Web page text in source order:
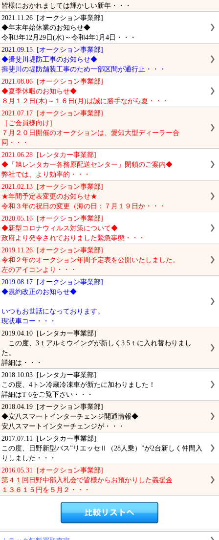
皆様におかれましては輝かしい新年・・・
2021.11.26 [オークション事業部]
◆年末年始休業のお知らせ◆
令和3年12月29日(水)～令和4年1月4日・・・
2021.09.15 [オークション事業部]
◆揖斐川堤防工事のお知らせ◆
揖斐川の堤防舗装工事のため一部区間が通行止・・・
2021.08.06 [オークション事業部]
◆夏季休暇のお知らせ◆
８月１２日(木)～１６日(月)は誠に勝手ながら夏・・・
2021.07.17 [オークション事業部]
［ご会員様向け］
７月２０日開催のオークションは、愛知大型ディーラー合
同・・・
2021.06.28 [レンタカー事業部]
◆「旭レンタカー各務原配送センター」閉鎖のご案内◆
弊社では、より効率的・・・
2021.02.13 [オークション事業部]
★年間予定表変更のお知らせ★
令和３年の祝日の変更（海の日：７月１９日か・・・
2020.05.16 [オークション事業部]
◆新型コロナウィルス対策について◆
政府より発令されておりました緊急事態・・・
2019.11.26 [オークション事業部]
令和２年のオークション年間予定表を公開いたしました。
左のアイコンより・・・
2019.08.17 [オークション事業部]
◆規約改正のお知らせ◆
いつもお世話になっております。
現状車コー・・・
2019.04.10 [レンタカー事業部]
この度、3ｔアルミウイングが新しく3.5ｔに入れ替わりまし
た。
詳細は・・・
2018.10.03 [レンタカー事業部]
この度、4トン冷蔵冷凍車が新たに加わりました！
詳細はT-6をご覧下さい・・・
2018.04.19 [オークション事業部]
◆安八スマートインターチェンジ開通情報◆
安八スマートインターチェンジが・・・
2017.07.11 [レンタカー事業部]
この度、日野新型バス”リエッセⅡ（28人乗）”が2台新しく仲間入
りしました・・・
2016.05.31 [オークション事業部]
第４１回日野中部入札会で皆様からお預かりした義援金
１３６１５円を５月２・・・